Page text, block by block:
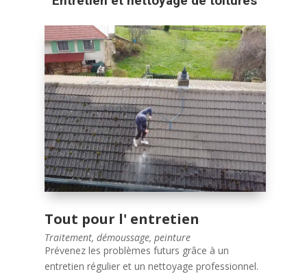
Tout pour l' entretien
Traitement, démoussage, peinture
Prévenez les problèmes futurs grâce à un
entretien régulier et un nettoyage professionnel.
Entretien toiture Ardèche
Graff Sony
À la recherche d’un couvreur professionnel à
Aubenas en Ardèche ?
Ne cherchez pas plus loin ! Notre équipe d’experts
en toiture et couverture est là pour vous
accompagner dans tous vos projets de
rénovation, entretien et réparation.
Bénéficiez d’un service de qualité et d’un savoir-
faire reconnu pour un résultat durable et
esthétique. Contactez-nous dès aujourd’hui pour
un devis gratuit et sans engagement.